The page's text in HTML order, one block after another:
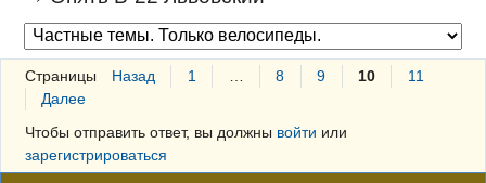
Страницы Назад 1 8 9 10
11
Далее
Чтобы отправить ответ, вы должны войти или
зарегистрироваться